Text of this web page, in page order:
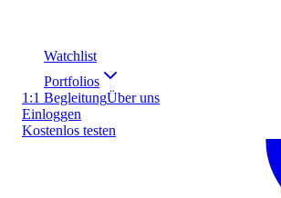
Watchlist
Portfolios
1:1 BegleitungÜber uns
Einloggen
Kostenlos testen